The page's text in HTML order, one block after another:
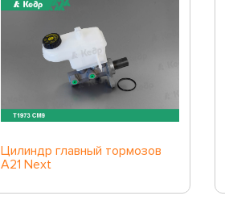
Цилиндр главный тормозов
A21 Next